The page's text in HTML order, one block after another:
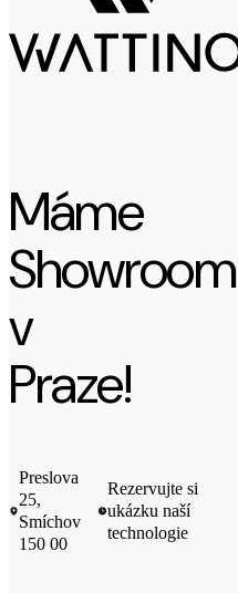
Máme
Showroom
v
Praze!
Preslova
25,
Smíchov
150 00
Rezervujte si
ukázku naší
technologie